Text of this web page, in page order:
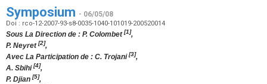
Symposium - 06/05/08
Doi : rco-12-2007-93-s8-0035-1040-101019-200520014
Sous La Direction de : P. Colombet[1],
P. Neyret[2],
Avec La Participation de : C. Trojani[3],
A. Sbihi[4],
P. Djian [5],